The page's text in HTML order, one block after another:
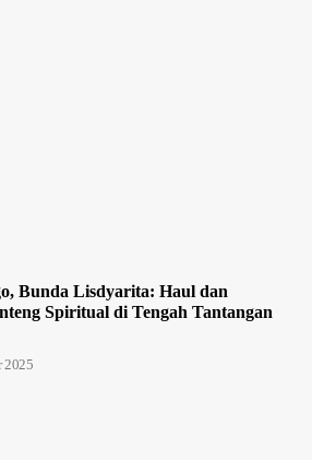
Bunda Lisdyarita: Haul dan
Spiritual di Tengah Tantangan
2025